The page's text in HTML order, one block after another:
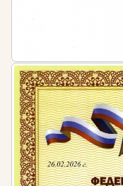
повышать
соответствии с
необходимо
3 года.
Обратите
уровня
обеспечивает не
разносторонняя